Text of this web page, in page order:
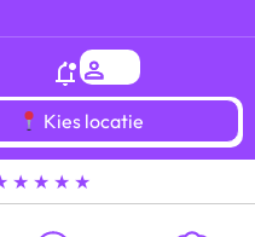
overzichtvan heel
Kies locatie
★ ★ ★ ★